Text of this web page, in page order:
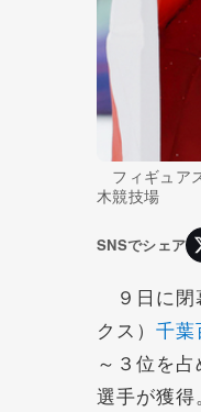
フィギュア
木競技場
SNSでシェア
９日に閉
クス） 千葉
～３位を
選手が獲